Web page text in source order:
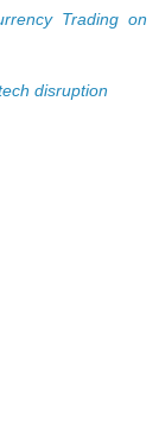
Trading on
disruption